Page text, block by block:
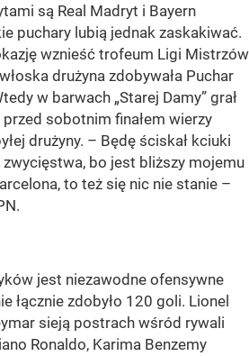
są Real Madryt i Bayern
puchary lubią jednak zaskakiwać.
wznieść trofeum Ligi Mistrzów
drużyna zdobywała Puchar
w barwach „Starej Damy” grał
sobotnim finałem wierzy
drużyny. – Będę ściskał kciuki
zwycięstwa, bo jest bliższy mojemu
to też się nic nie stanie –
jest niezawodne ofensywne
łącznie zdobyło 120 goli. Lionel
sieją postrach wśród rywali
Ronaldo, Karima Benzemy